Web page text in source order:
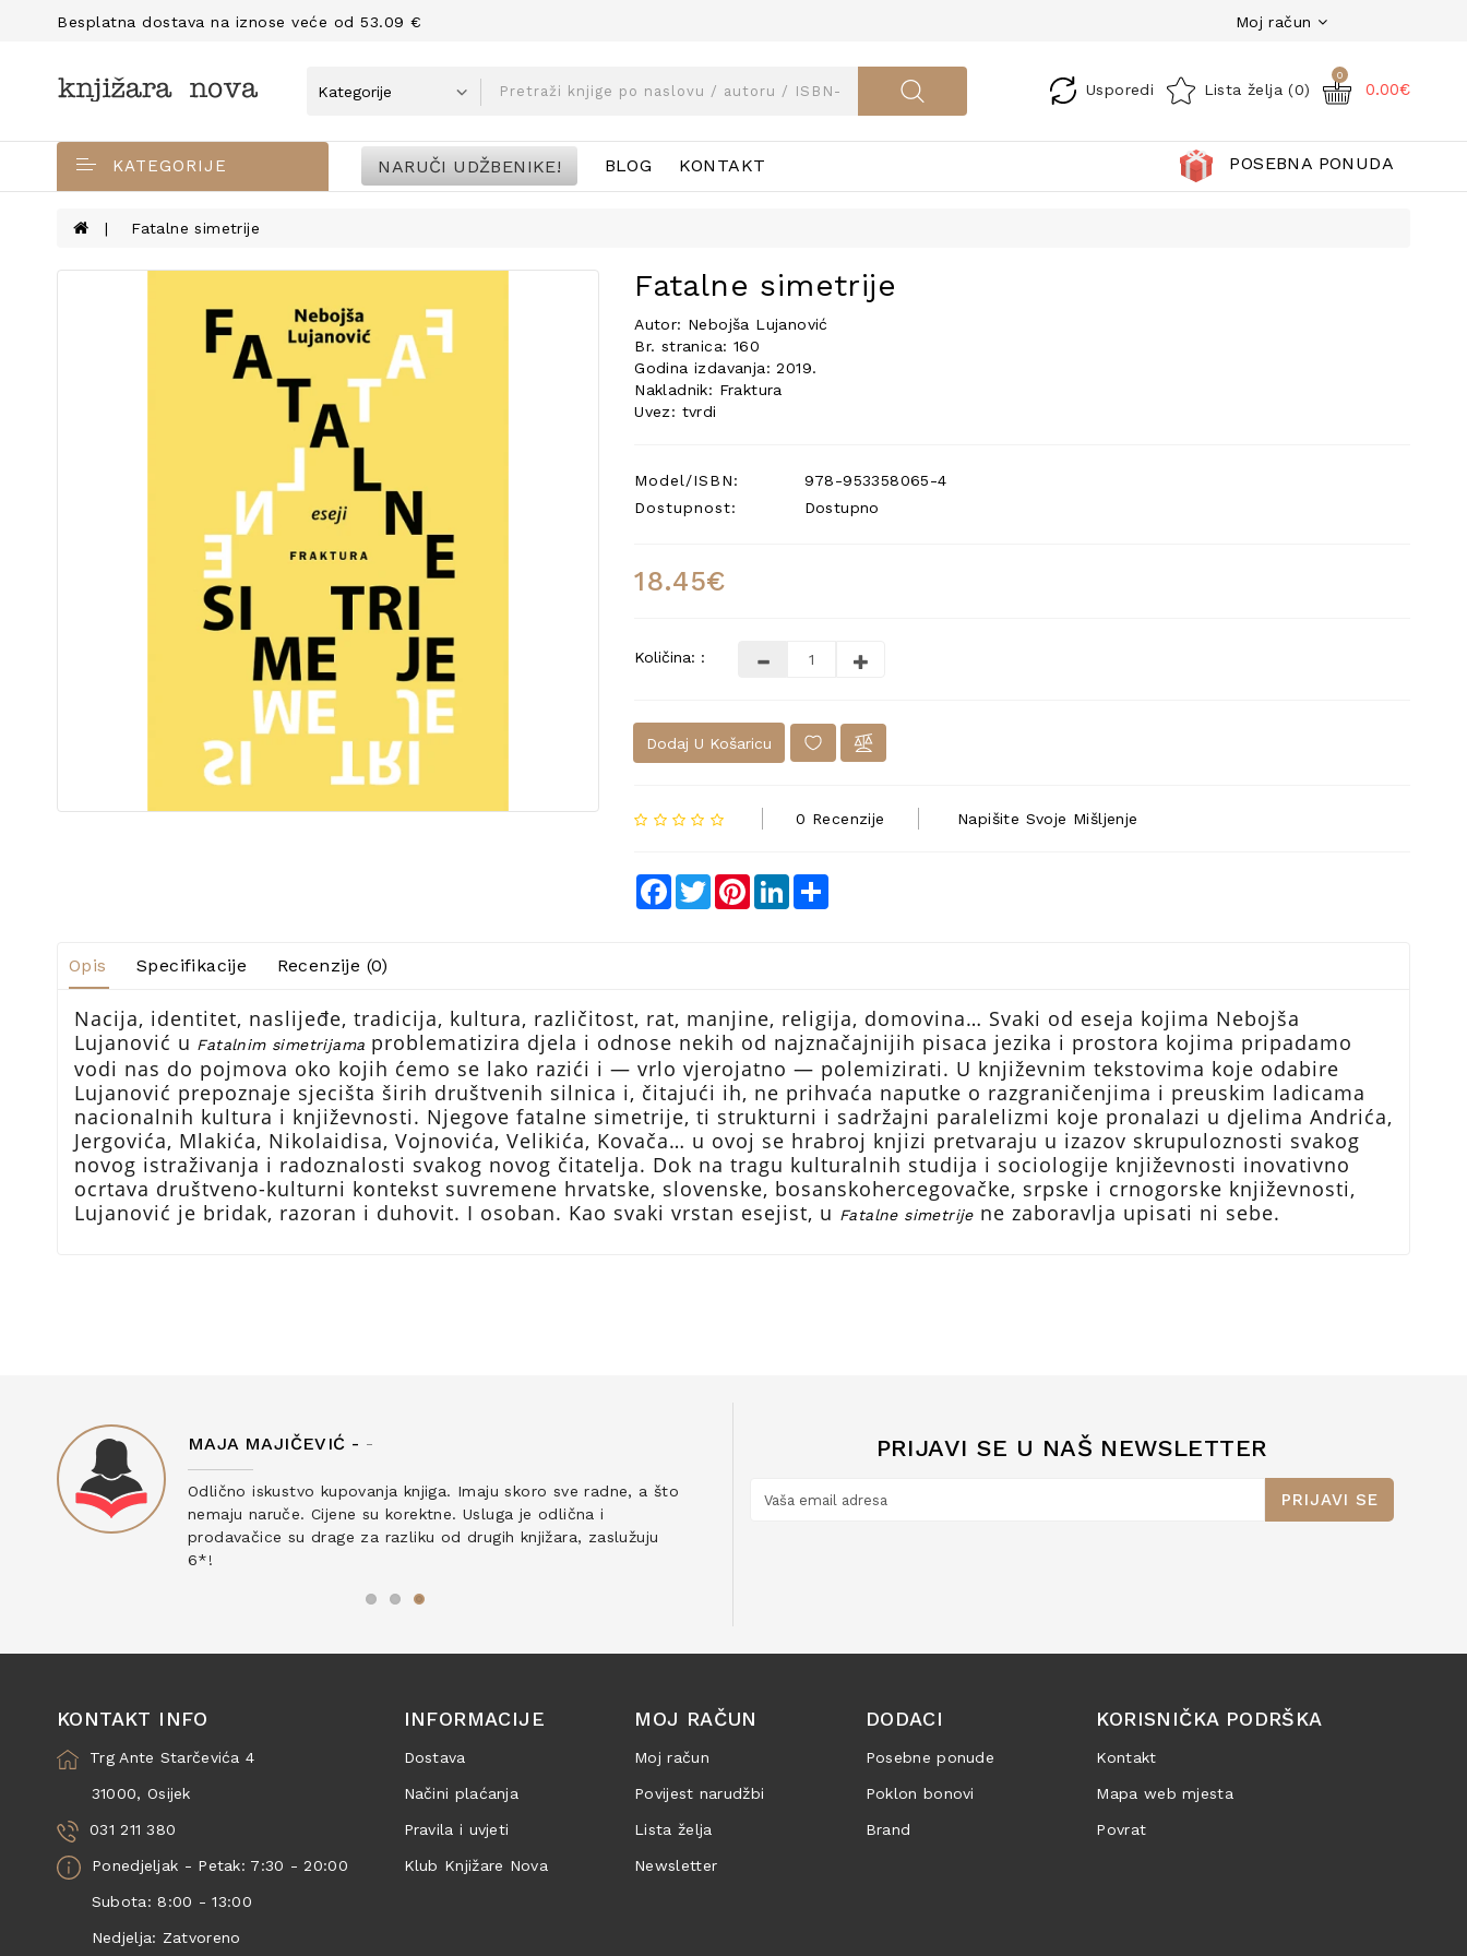
Besplatna dostava na iznose veće od 53.09 € Moj račun
Usporedi Lista želja (0)
0
0.00€
KATEGORIJE NARUČI UDŽBENIKE! BLOG KONTAKT POSEBNA PONUDA
Fatalne simetrije
Fatalne simetrije
Autor: Nebojša Lujanović
Br. stranica: 160
Godina izdavanja: 2019.
Nakladnik: Fraktura
Uvez: tvrdi
Model/ISBN:
978-953358065-4
Dostupnost:
Dostupno
18.45€
Količina: :
Dodaj U Košaricu
0 Recenzije Napišite Svoje Mišljenje
Facebook
TwitterPinterestLinkedIn
Opis Specifikacije Recenzije (0)
Nacija, identitet, naslijeđe, tradicija, kultura, različitost, rat, manjine, religija, domovina… Svaki od eseja kojima Nebojša
Lujanović u Fatalnim simetrijama problematizira djela i odnose nekih od najznačajnijih pisaca jezika i prostora kojima pripadamo
vodi nas do pojmova oko kojih ćemo se lako razići i — vrlo vjerojatno — polemizirati. U književnim tekstovima koje odabire
Lujanović prepoznaje sjecišta širih društvenih silnica i, čitajući ih, ne prihvaća naputke o razgraničenjima i preuskim ladicama
nacionalnih kultura i književnosti. Njegove fatalne simetrije, ti strukturni i sadržajni paralelizmi koje pronalazi u djelima Andrića,
Jergovića, Mlakića, Nikolaidisa, Vojnovića, Velikića, Kovača… u ovoj se hrabroj knjizi pretvaraju u izazov skrupuloznosti svakog
novog istraživanja i radoznalosti svakog novog čitatelja. Dok na tragu kulturalnih studija i sociologije književnosti inovativno
ocrtava društveno-kulturni kontekst suvremene hrvatske, slovenske, bosanskohercegovačke, srpske i crnogorske književnosti,
Lujanović je bridak, razoran i duhovit. I osoban. Kao svaki vrstan esejist, u Fatalne simetrijene zaboravlja upisati ni sebe.
MAJA MAJIČEVIĆ - -
Odlično iskustvo kupovanja knjiga. Imaju skoro sve radne, a što
nemaju naruče. Cijene su korektne. Usluga je odlična i
prodavačice su drage za razliku od drugih knjižara, zaslužuju
6*!
PRIJAVI SE U NAŠ NEWSLETTER
PRIJAVI SE
KONTAKT INFO
Trg Ante Starčevića 4
31000, Osijek
031 211 380
Ponedjeljak - Petak: 7:30 - 20:00
Subota: 8:00 - 13:00
Nedjelja: Zatvoreno
INFORMACIJE
Dostava
Načini plaćanja
Pravila i uvjeti
Klub Knjižare Nova
MOJ RAČUN
Moj račun
Povijest narudžbi
Lista želja
Newsletter
DODACI
Posebne ponude
Poklon bonovi
Brand
KORISNIČKA PODRŠKA
Kontakt
Mapa web mjesta
Povrat